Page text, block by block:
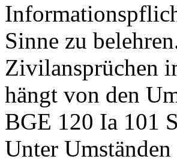
Sinne zu
Zivilansprüchen
hängt von den
BGE 120 Ia 101
Unter Umständen